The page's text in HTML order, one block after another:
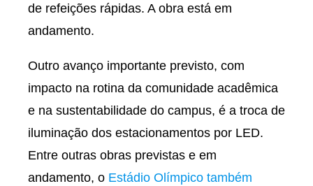
de refeições rápidas. A obra está em
andamento.
Outro avanço importante previsto, com
impacto na rotina da comunidade acadêmica
e na sustentabilidade do campus, é a troca de
iluminação dos estacionamentos por LED.
Entre outras obras previstas e em
andamento, o Estádio Olímpico também